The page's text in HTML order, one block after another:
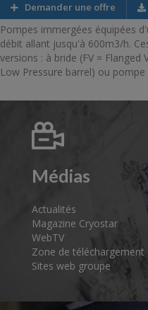
Demander une offre
Pompes immergées équipées
débit allant jusqu'à 600m3/h.
versions : à bride (FV = Flanged
Low Pressure barrel) ou
Médias
Actualités
Magazine Cryostar
WebTV
Zone de téléchargement
Sites web groupe